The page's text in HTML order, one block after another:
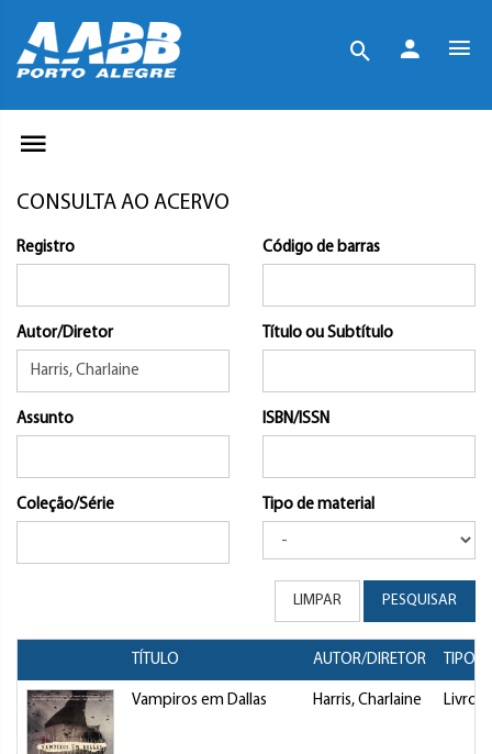
CONSULTA AO ACERVO
Registro Código de barras
Autor/Diretor Título ou Subtítulo
Assunto ISBN/ISSN
Coleção/Série Tipo de material
LIMPAR PESQUISAR
TÍTULO AUTOR/DIRETOR TIPO
Vampiros em Dallas Harris, Charlaine Livro